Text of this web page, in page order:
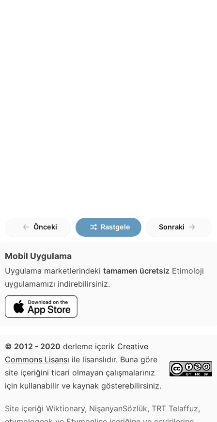
Önceki Rastgele Sonraki
Mobil Uygulama
Uygulama marketlerindeki tamamen ücretsiz Etimoloji
uygulamamızı indirebilirsiniz.
© 2012 - 2020 derleme içerik Creative
Commons Lisansı ile lisanslıdır. Buna göre
site içeriğini ticari olmayan çalışmalarınız
için kullanabilir ve kaynak gösterebilirsiniz.
Site içeriği Wiktionary, NişanyanSözlük, TRT Telaffuz,